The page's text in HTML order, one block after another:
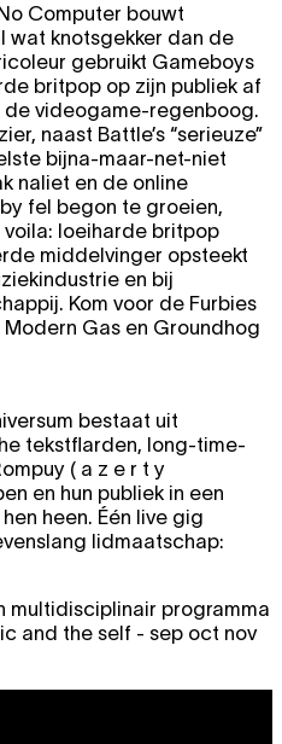
Computer bouwt
wat knotsgekker dan de
gebruikt Gameboys
britpop op zijn publiek af
de videogame-regenboog.
naast Battle’s “serieuze”
bijna-maar-net-niet
naliet en de online
fel begon te groeien,
loeiharde britpop
middelvinger opsteekt
en bij
Kom voor de Furbies
Gas en Groundhog
bestaat uit
tekstflarden, long-time-
( a z e r t y
en hun publiek in een
heen. Één live gig
lidmaatschap:
multidisciplinair programma
and the self - sep oct nov